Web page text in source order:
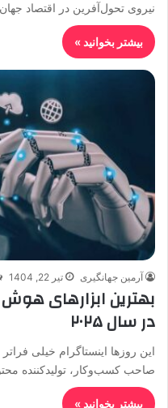
نیروی تحول‌آفرین در اقتصاد
بیشتر بخوانید »
آرمین جهانگیری تیر 22, 1404
بهترین ابزارهای
در سال ۲۰۲۵
این روزها اینستاگرام خیلی
صاحب کسب‌وکار، تولید‌کننده
بیشتر بخوانید »